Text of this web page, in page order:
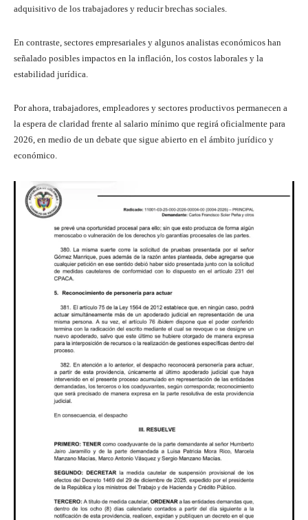
adquisitivo de los trabajadores y reducir brechas sociales.
En contraste, sectores empresariales y algunos analistas económicos han
señalado posibles impactos en la inflación, los costos laborales y la
estabilidad jurídica.
Por ahora, trabajadores, empleadores y sectores productivos permanecen a
la espera de claridad frente al salario mínimo que regirá oficialmente para
2026, en medio de un debate que sigue abierto en el ámbito jurídico y
económico.